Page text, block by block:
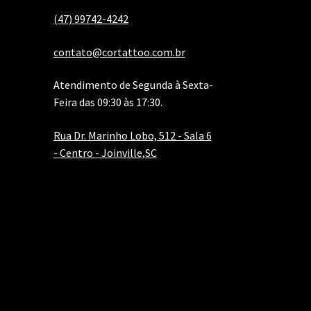
(47) 99742-4242
contato@cortattoo.com.br
Atendimento de Segunda à Sexta-
Feira das 09:30 às 17:30.
Rua Dr. Marinho Lobo, 512 - Sala 6
- Centro - Joinville,SC